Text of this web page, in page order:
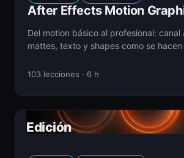
After Effects Motion
Del motion básico al profesional: canal
mattes, texto y shapes como se
103 lecciones · 6 h
Edición